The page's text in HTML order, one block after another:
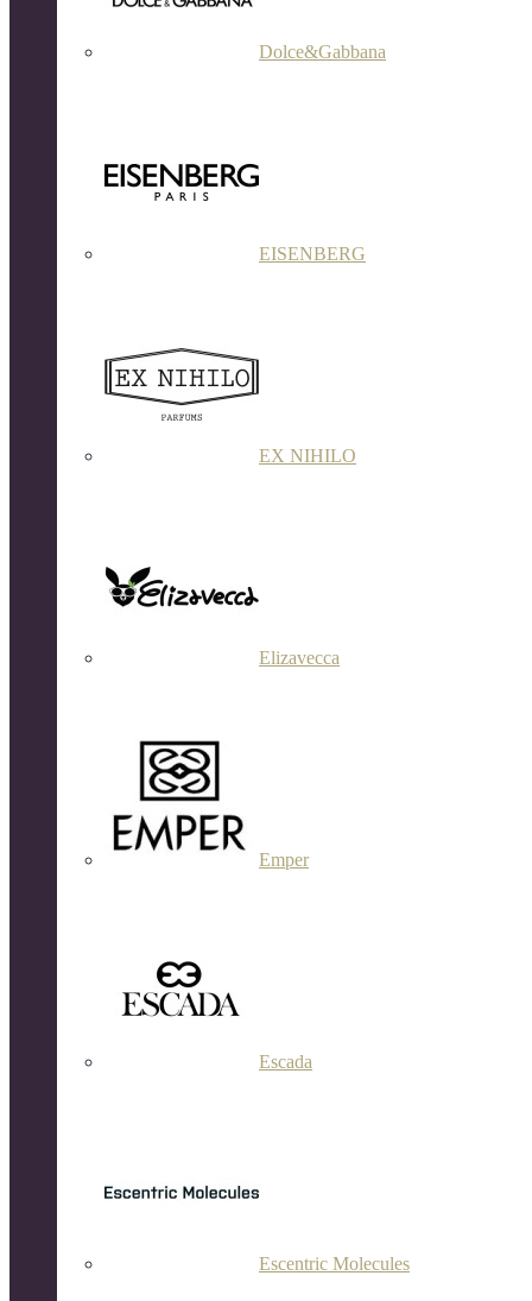
Dolce&Gabbana
EISENBERG
EX NIHILO
Elizavecca
Emper
Escada
Escentric Molecules